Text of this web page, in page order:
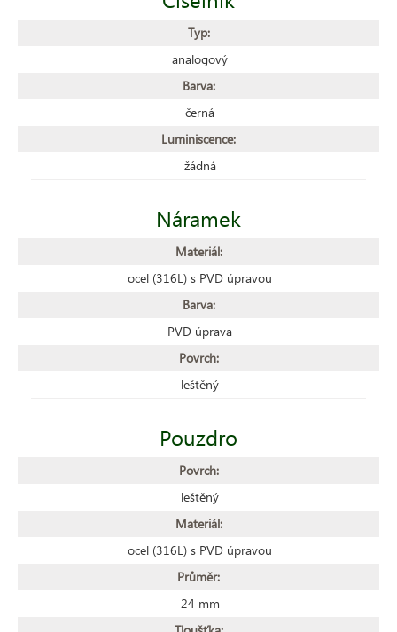
Typ:
analogový
Barva:
černá
Luminiscence:
žádná
Náramek
Materiál:
ocel (316L) s PVD úpravou
Barva:
PVD úprava
Povrch:
leštěný
Pouzdro
Povrch:
leštěný
Materiál:
ocel (316L) s PVD úpravou
Průměr:
24 mm